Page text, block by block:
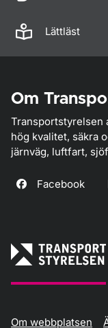
Lättläst
Om
Transportstyrelsen
hög kvalitet, säkra
järnväg, luftfart,
Facebook
Om webbplatsen